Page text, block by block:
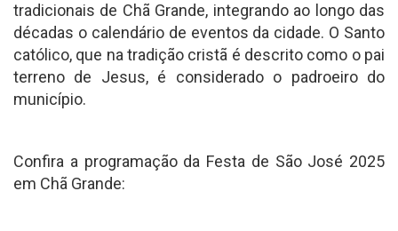
tradicionais de Chã Grande, integrando ao longo das
décadas o calendário de eventos da cidade. O Santo
católico, que na tradição cristã é descrito como o pai
terreno de Jesus, é considerado o padroeiro do
município.
Confira a programação da Festa de São José 2025
em Chã Grande: